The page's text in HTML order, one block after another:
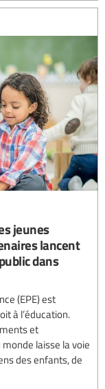
jeunes
lancent
dans
(EPE) est
à l’éducation.
et
laisse la voie
des enfants, de